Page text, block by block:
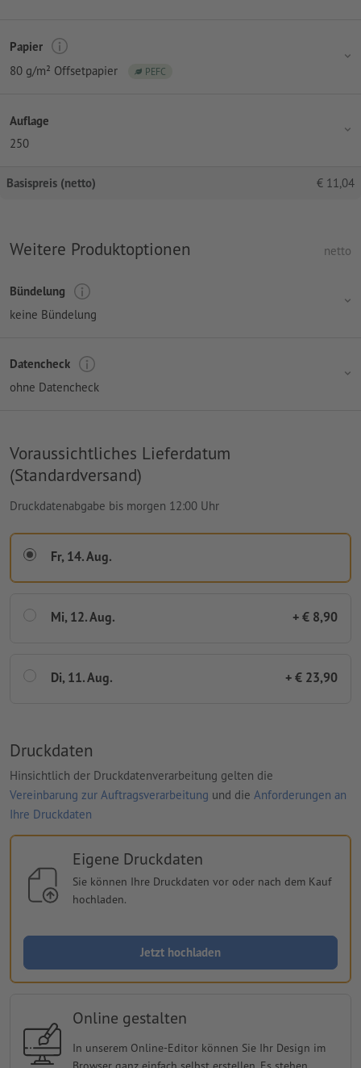
Papier
80 g/m² Offsetpapier
PEFC
Auflage
250
Basispreis (netto) € 11,04
Weitere Produktoptionen netto
Bündelung
keine Bündelung
Datencheck
ohne Datencheck
Voraussichtliches Lieferdatum
(Standardversand)
Druckdatenabgabe bis morgen 12:00 Uhr
Fr, 14. Aug.
Mi, 12. Aug. + € 8,90
Di, 11. Aug. + € 23,90
Druckdaten
Hinsichtlich der Druckdatenverarbeitung gelten die
Vereinbarung zur Auftragsverarbeitung und die Anforderungen an
Ihre Druckdaten
Eigene Druckdaten
Sie können Ihre Druckdaten vor oder nach dem Kauf
hochladen.
Jetzt hochladen
Online gestalten
In unserem Online-Editor können Sie Ihr Design im